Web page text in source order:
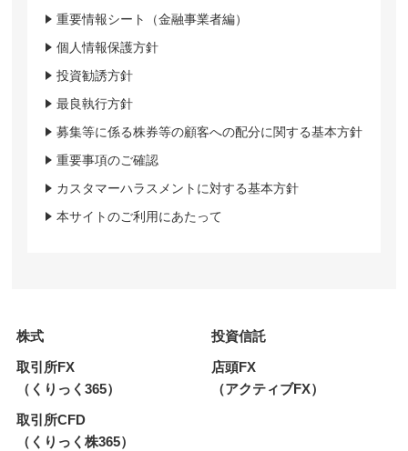
重要情報シート（金融事業者編）
個人情報保護方針
投資勧誘方針
最良執行方針
募集等に係る株券等の顧客への配分に関する基本方針
重要事項のご確認
カスタマーハラスメントに対する基本方針
本サイトのご利用にあたって
株式
投資信託
取引所FX
（くりっく365）
店頭FX
（アクティブFX）
取引所CFD
（くりっく株365）